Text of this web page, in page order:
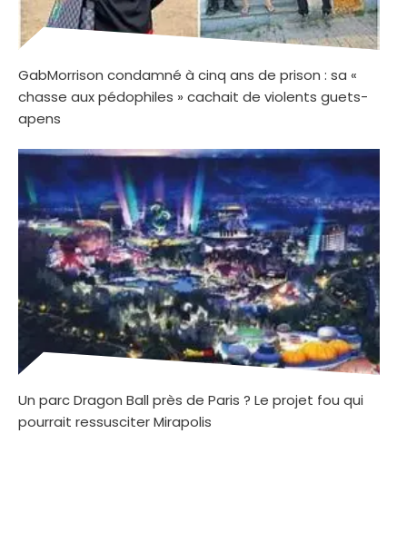
GabMorrison condamné à cinq ans de prison : sa «
chasse aux pédophiles » cachait de violents guets-
apens
Un parc Dragon Ball près de Paris ? Le projet fou qui
pourrait ressusciter Mirapolis